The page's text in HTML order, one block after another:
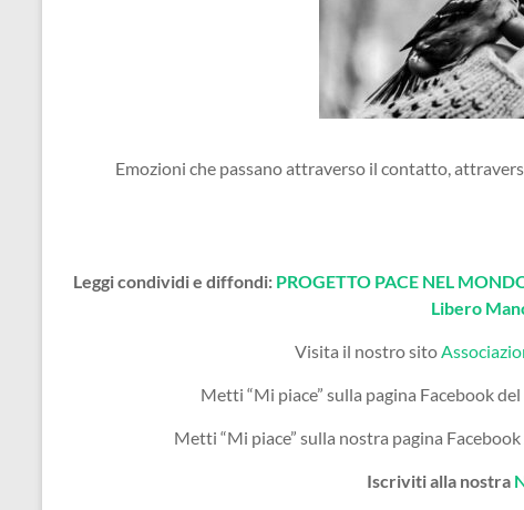
Emozioni che passano attraverso il contatto,
Leggi condividi e diffondi: PROGETTO PACE NEL
Libero
Visita il nostro sito
Metti “Mi piace” sulla pagina Facebook
Metti “Mi piace” sulla nostra pagina Facebook
Iscriviti alla nostra